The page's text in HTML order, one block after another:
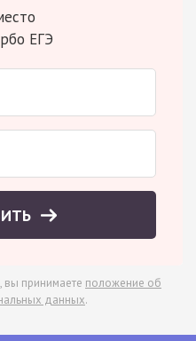
ЕГЭ
вы принимаете положение об
данных.